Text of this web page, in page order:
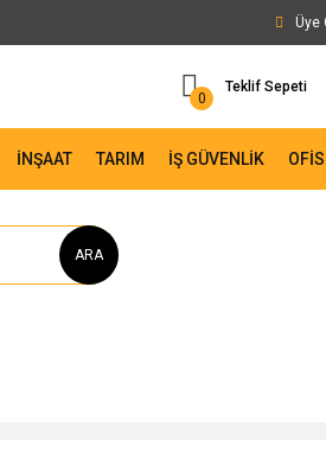
Üye
0
Teklif Sepeti
İNŞAAT TARIM İŞ GÜVENLİK OFİS
ARA